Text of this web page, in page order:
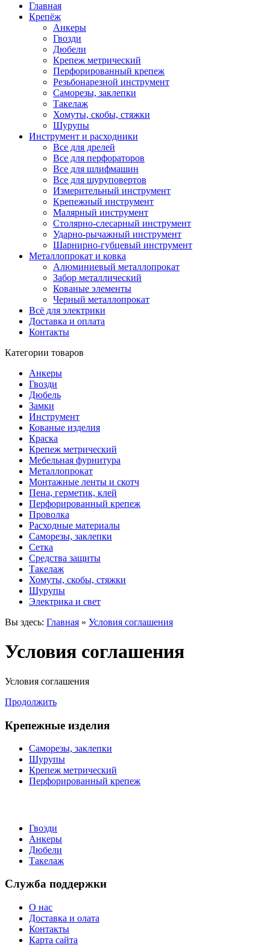
Главная
Крепёж
Анкеры
Гвозди
Дюбели
Крепеж метрический
Перфорированный крепеж
Резьбонарезной инструмент
Саморезы, заклепки
Такелаж
Хомуты, скобы, стяжки
Шурупы
Инструмент и расходники
Все для дрелей
Все для перфораторов
Все для шлифмашин
Все для шуруповертов
Измерительный инструмент
Крепежный инструмент
Малярный инструмент
Столярно-слесарный инструмент
Ударно-рычажный инструмент
Шарнирно-губцевый инструмент
Металлопрокат и ковка
Алюминиевый металлопрокат
Забор металлический
Кованые элементы
Черный металлопрокат
Всё для электрики
Доставка и оплата
Контакты
Категории товаров
Анкеры
Гвозди
Дюбель
Замки
Инструмент
Кованые изделия
Краска
Крепеж метрический
Мебельная фурнитура
Металлопрокат
Монтажные ленты и скотч
Пена, герметик, клей
Перфорированный крепеж
Проволка
Расходные материалы
Саморезы, заклепки
Сетка
Средства защиты
Такелаж
Хомуты, скобы, стяжки
Шурупы
Электрика и свет
Вы здесь: Главная » Условия соглашения
Условия соглашения
Условия соглашения
Продолжить
Крепежные изделия
Саморезы, заклепки
Шурупы
Крепеж метрический
Перфорированный крепеж
Гвозди
Анкеры
Дюбели
Такелаж
Служба поддержки
О нас
Доставка и олата
Контакты
Карта сайта